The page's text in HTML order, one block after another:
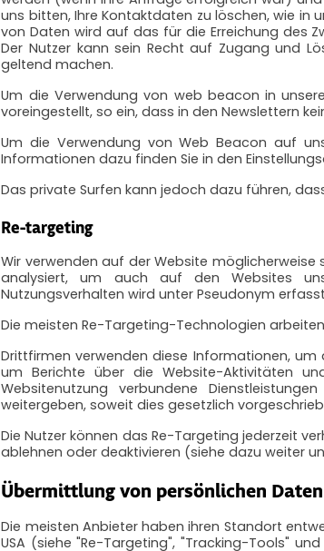
uns bitten, Ihre Kontaktdaten zu löschen, wie in
von Daten wird auf das für die Erreichung des
Der Nutzer kann sein Recht auf Zugang und
geltend machen.
Um die Verwendung von web beacon in
voreingestellt, so ein, dass in den Newslettern
Um die Verwendung von Web Beacon auf
Informationen dazu finden Sie in den
Das private Surfen kann jedoch dazu führen,
Re-targeting
Wir verwenden auf der Website
analysiert, um auch auf den Websites
Nutzungsverhalten wird unter Pseudonym
Die meisten Re-Targeting-Technologien
Drittfirmen verwenden diese Informationen, um
um Berichte über die Website-Aktivitäten
Websitenutzung verbundene
weitergeben, soweit dies gesetzlich
Die Nutzer können das Re-Targeting jederzeit
ablehnen oder deaktivieren (siehe dazu weiter
Übermittlung von persönlichen
Die meisten Anbieter haben ihren Standort
USA (siehe "Re-Targeting", "Tracking-Tools"